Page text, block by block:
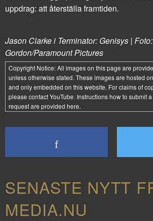
uppdrag: att återställa framtiden.
Jason Clarke i Terminator: Genisys |
Gordon/Paramount Pictures
Copyright Notice:All images on this page are
unless otherwise stated. These images are hosted
and only embedded on this website. For claims of
please contact YouTube. Instructions how to submit
request are provided here.
SENASTE NYTT
MEDIA.NU